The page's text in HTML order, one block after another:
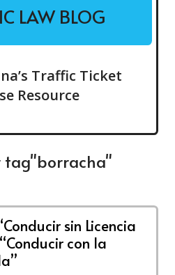
LAW BLOG
Traffic Ticket
Resource
tag"borracha"
sin Licencia
con la